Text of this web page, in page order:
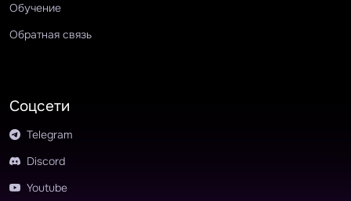
Обучение
Обратная связь
Соцсети
Telegram
Discord
Youtube